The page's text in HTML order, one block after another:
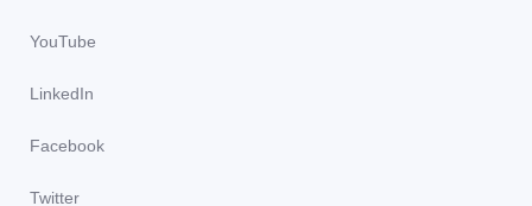
YouTube
LinkedIn
Facebook
Twitter